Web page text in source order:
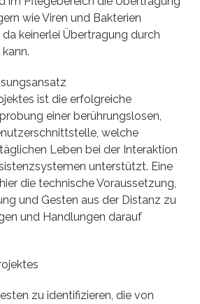
wie Viren und Bakterien
keinerlei Übertragung durch
ist die erfolgreiche
einer berührungslosen,
welche
Leben bei der Interaktion
unterstützt. Eine
die technische Voraussetzung,
und Gesten aus der Distanz zu
und Handlungen darauf
zu identifizieren, die von